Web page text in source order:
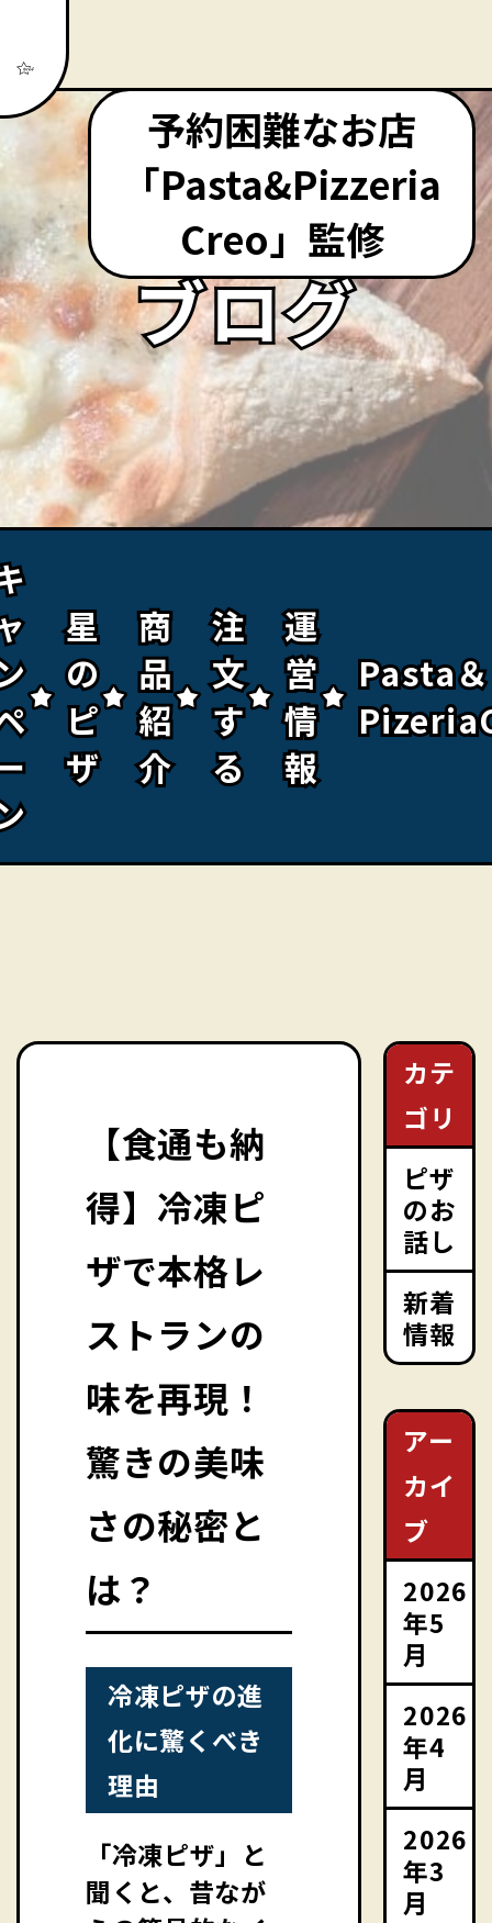
予約困難なお店
「Pasta&Pizzeria
Creo」監修
ブログ
ブログ
星
の
ピ
ザ
星
の
ピ
ザ
商
品
紹
介
商
品
紹
介
注
文
す
る
注
文
す
る
運
営
情
報
運
営
情
報
Pasta＆
Pasta＆
【食通も納
得】冷凍ピ
ザで本格レ
ストランの
味を再現！
驚きの美味
さの秘密と
は？
冷凍ピザの進
化に驚くべき
理由
「冷凍ピザ」と
聞くと、昔なが
カテ
ゴリ
ピザ
のお
話し
新着
情報
アー
カイ
ブ
2026
年5
月
2026
年4
月
2026
年3
月